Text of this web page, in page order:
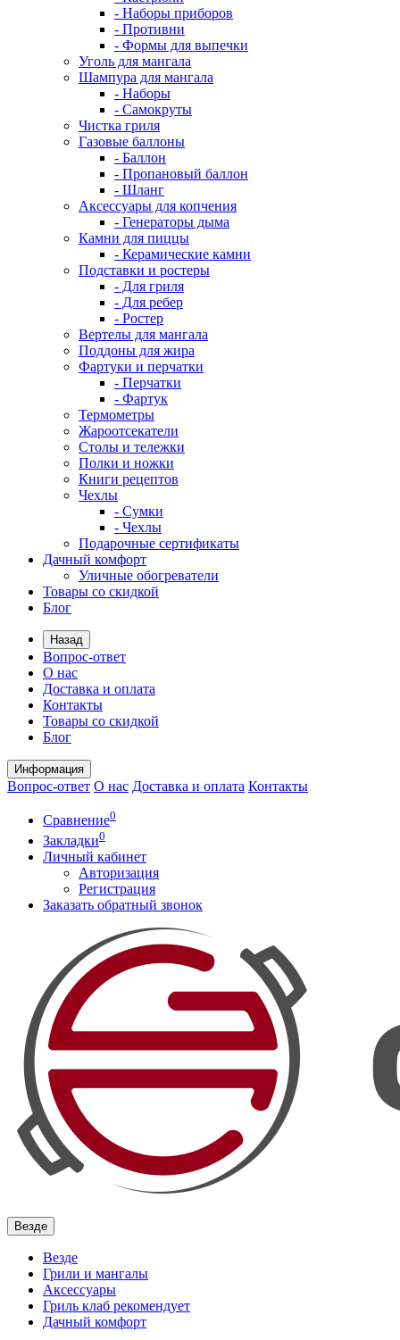
- Наборы приборов
- Противни
- Формы для выпечки
Уголь для мангала
Шампура для мангала
- Наборы
- Самокруты
Чистка гриля
Газовые баллоны
- Баллон
- Пропановый баллон
- Шланг
Аксессуары для копчения
- Генераторы дыма
Камни для пиццы
- Керамические камни
Подставки и ростеры
- Для гриля
- Для ребер
- Ростер
Вертелы для мангала
Поддоны для жира
Фартуки и перчатки
- Перчатки
- Фартук
Термометры
Жароотсекатели
Столы и тележки
Полки и ножки
Книги рецептов
Чехлы
- Сумки
- Чехлы
Подарочные сертификаты
Дачный комфорт
Уличные обогреватели
Товары со скидкой
Блог
Назад
Вопрос-ответ
О нас
Доставка и оплата
Контакты
Товары со скидкой
Блог
Информация
Вопрос-ответ О нас Доставка и оплата Контакты
Сравнение0
Закладки0
Личный кабинет
Авторизация
Регистрация
Заказать обратный звонок
Везде
Везде
Грили и мангалы
Аксессуары
Гриль клаб рекомендует
Дачный комфорт